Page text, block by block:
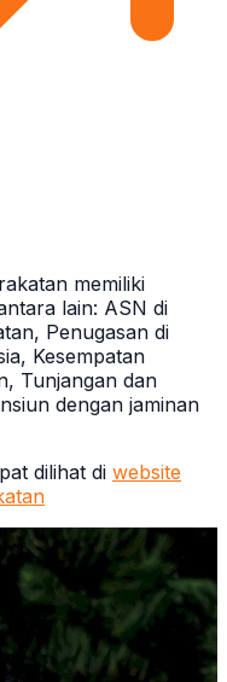
memiliki
lain: ASN di
Penugasan di
Kesempatan
Tunjangan dan
dengan jaminan
dilihat di website